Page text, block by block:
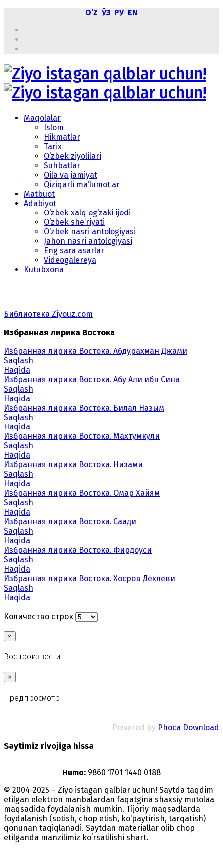
OʼZ ЎЗ РУ EN
Maqolalar
Islom
Hikmatlar
Tarix
O‘zbek ziyolilari
Suhbatlar
Oila va jamiyat
Qiziqarli ma’lumotlar
Matbuot
Adabiyot
O‘zbek xalq og‘zaki ijodi
O‘zbek she’riyati
O‘zbek nasri antologiyasi
Jahon nasri antologiyasi
Eng sara asarlar
Videogalereya
Kutubxona
Библиотека Ziyouz.com
Избранная лирика Востока
Избранная лирика Востока. Абдурахман Джами
Saqlash
Haqida
Избранная лирика Востока. Абу Али ибн Сина
Saqlash
Haqida
Избранная лирика Востока. Билал Назым
Saqlash
Haqida
Избранная лирика Востока. Махтумкули
Saqlash
Haqida
Избранная лирика Востока. Низами
Saqlash
Haqida
Избранная лирика Востока. Омар Хайям
Saqlash
Haqida
Избранная лирика Востока. Саади
Saqlash
Haqida
Избранная лирика Востока. Фирдоуси
Saqlash
Haqida
Избранная лирика Востока. Хосров Дехлеви
Saqlash
Haqida
Количество строк
×
Воспроизвести
×
Предпросмотр
Powered by Phoca Download
Saytimiz rivojiga hissa
Humo: 9860 1701 1440 0188
© 2004-2025 – Ziyo istagan qalblar uchun! Saytda taqdim
etilgan elektron manbalardan faqatgina shaxsiy mutolaa
maqsadida foydalanish mumkin. Tijoriy maqsadlarda
foydalanish (sotish, chop etish, ko‘paytirish, tarqatish)
qonunan taqiqlanadi. Saytdan materiallar olib chop
etilganda manzilimiz koʻrsatilishi shart.